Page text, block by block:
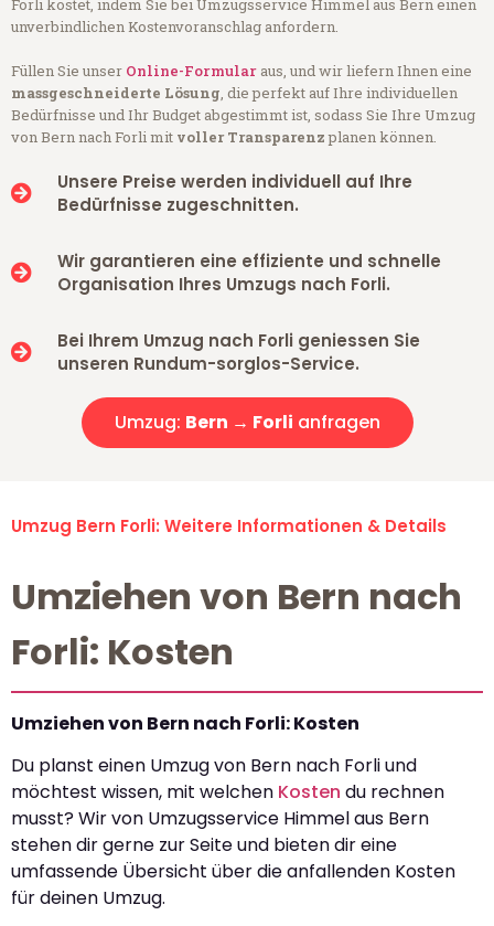
Forli kostet, indem Sie bei Umzugsservice Himmel aus Bern einen
unverbindlichen Kostenvoranschlag anfordern.
Füllen Sie unser Online-Formular aus, und wir liefern Ihnen eine
massgeschneiderte Lösung, die perfekt auf Ihre individuellen
Bedürfnisse und Ihr Budget abgestimmt ist, sodass Sie Ihre Umzug
von Bern nach Forli mit voller Transparenzplanen können.
Unsere Preise werden individuell auf Ihre
Bedürfnisse zugeschnitten.
Wir garantieren eine effiziente und schnelle
Organisation Ihres Umzugs nach Forli.
Bei Ihrem Umzug nach Forli geniessen Sie
unseren Rundum-sorglos-Service.
Umzug: Bern → Forli anfragen
Umzug Bern Forli: Weitere Informationen & Details
Umziehen von Bern nach
Forli: Kosten
Umziehen von Bern nach Forli: Kosten
Du planst einen Umzug von Bern nach Forli und
möchtest wissen, mit welchen Kosten du rechnen
musst? Wir von Umzugsservice Himmel aus Bern
stehen dir gerne zur Seite und bieten dir eine
umfassende Übersicht über die anfallenden Kosten
für deinen Umzug.